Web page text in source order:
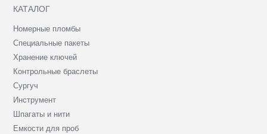
КАТАЛОГ
Номерные пломбы
Специальные пакеты
Хранение ключей
Контрольные браслеты
Сургуч
Инструмент
Шпагаты и нити
Емкости для проб